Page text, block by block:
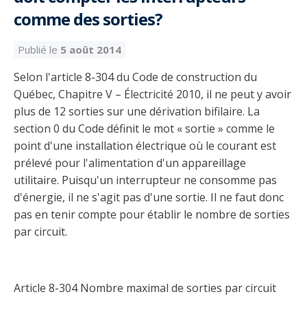
sensibilisation
Trouver un entrepreneur
Déposer une plainte
électriciens
Hydro-Québec
Ce
lien
s’ouvrira
dans
une
nouvelle
fenêtre
Quiz de la semaine
Avantages et privilèges
entrepreneur
Service Démarrer une entreprise
Ce
lien
s’ouvrira
dans
une
nouvelle
fenêtre
Documents
Formulaires, guides et autres documents
informatifs
licence d’entrepreneur
Découvrir l'espace La CMEQ
À propos de la CMEQ
Mission et historique
Instances décisionnelles
Comités de la CMEQ
Découvrir l'espace Formation continue
Déclarer mes heures de FCO
Ce
lien
s’ouvrira
dans
une
nouvelle
fenêtre
Centre d'expertise et de formation
comme des sorties?
Publié le 5 août 2014
Selon l'article 8-304 du Code de construction du
Québec, Chapitre V – Électricité 2010, il ne peut y avoir
plus de 12 sorties sur une dérivation bifilaire. La
section 0 du Code définit le mot « sortie » comme le
point d'une installation électrique où le courant est
prélevé pour l'alimentation d'un appareillage
utilitaire. Puisqu'un interrupteur ne consomme pas
d'énergie, il ne s'agit pas d'une sortie. Il ne faut donc
pas en tenir compte pour établir le nombre de sorties
par circuit.
Article 8-304 Nombre maximal de sorties par circuit